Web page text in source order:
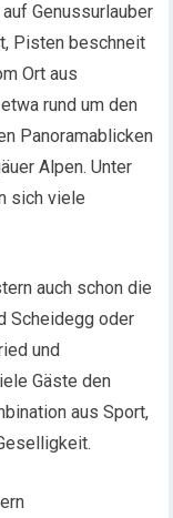
Genussurlauber
Pisten beschneit
Ort aus
rund um den
Panoramablicken
Alpen. Unter
sich viele
auch schon die
Scheidegg oder
und
Gäste den
aus Sport,